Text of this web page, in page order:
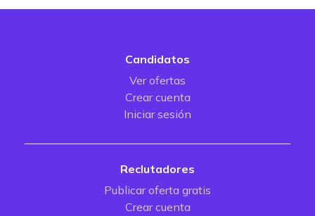
Candidatos
Ver ofertas
Crear cuenta
Iniciar sesión
Reclutadores
Publicar oferta gratis
Crear cuenta